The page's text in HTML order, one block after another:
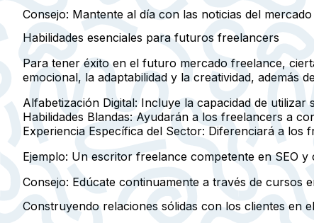
Consejo: Mantente al día con las noticias del
Habilidades esenciales para futuros freelancers
Para tener éxito en el futuro mercado freelance,
emocional, la adaptabilidad y la creatividad, además
Alfabetización Digital: Incluye la capacidad de utilizar
Habilidades Blandas: Ayudarán a los freelancers a
Experiencia Específica del Sector: Diferenciará a los
Ejemplo: Un escritor freelance competente en SEO
Consejo: Edúcate continuamente a través de cursos
Construyendo relaciones sólidas con los clientes en